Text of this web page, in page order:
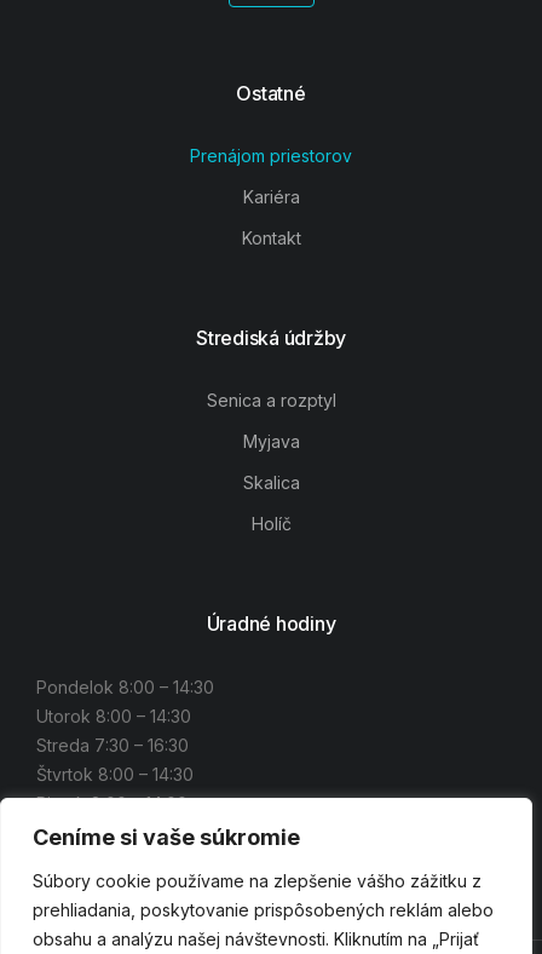
Ceníme si vaše súkromie
Súbory cookie používame na zlepšenie vášho zážitku z
prehliadania, poskytovanie prispôsobených reklám alebo
obsahu a analýzu našej návštevnosti. Kliknutím na „Prijať
Ostatné
Prenájom priestorov
Kariéra
Kontakt
Strediská údržby
Senica a rozptyl
Myjava
Skalica
Holíč
Úradné hodiny
Pondelok 8:00 – 14:30
Utorok 8:00 – 14:30
Streda 7:30 – 16:30
Štvrtok 8:00 – 14:30
Piatok 8:00 – 14:00